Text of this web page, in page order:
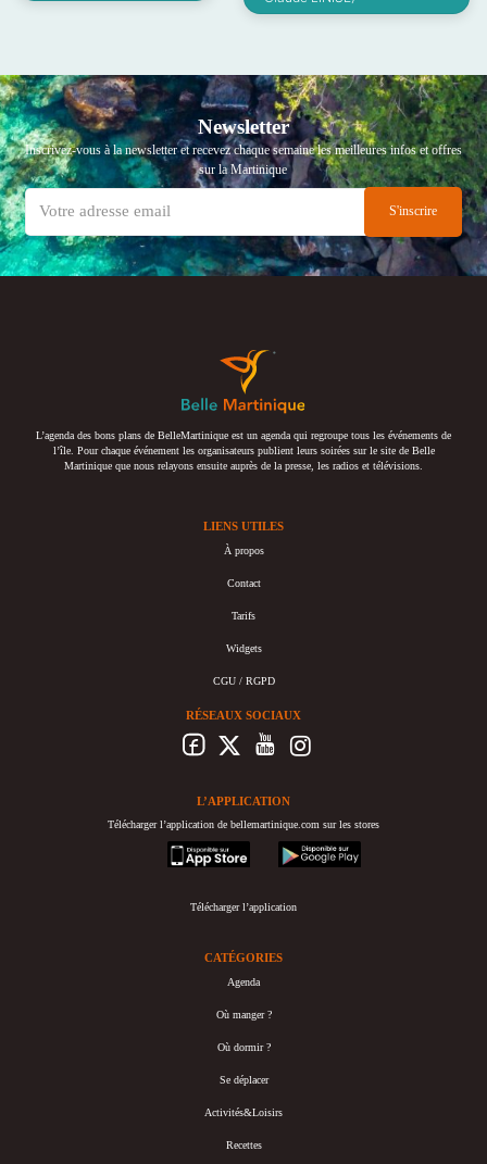
Newsletter
Inscrivez-vous à la newsletter et recevez chaque semaine les meilleures infos et offres
sur la Martinique
L’agenda des bons plans de BelleMartinique est un agenda qui regroupe tous les événements de
l’île. Pour chaque événement les organisateurs publient leurs soirées sur le site de Belle
Martinique que nous relayons ensuite auprès de la presse, les radios et télévisions.
LIENS UTILES
À propos
Contact
Tarifs
Widgets
CGU / RGPD
RÉSEAUX SOCIAUX
L’APPLICATION
Télécharger l’application de bellemartinique.com sur les stores
appstore
googleplay
Télécharger l’application
CATÉGORIES
Agenda
Où manger ?
Où dormir ?
Se déplacer
Activités&Loisirs
Recettes